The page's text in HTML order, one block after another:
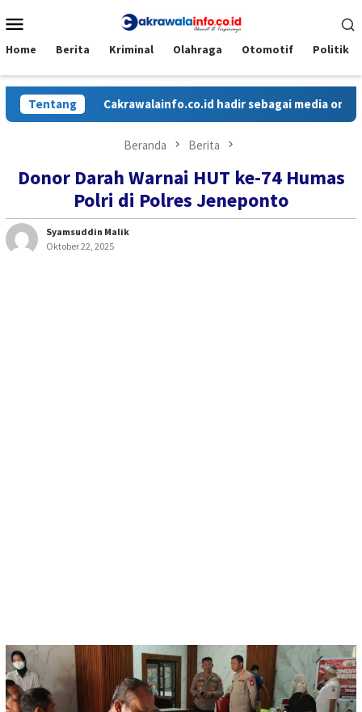
ke
Mobile
Home Berita Kriminal Olahraga Otomotif Politik
TentangCakrawalainfo.co.id hadir sebagai media online
Beranda Berita
Donor Darah Warnai HUT ke-74 Humas
Polri di Polres Jeneponto
Syamsuddin Malik
Oktober 22, 2025